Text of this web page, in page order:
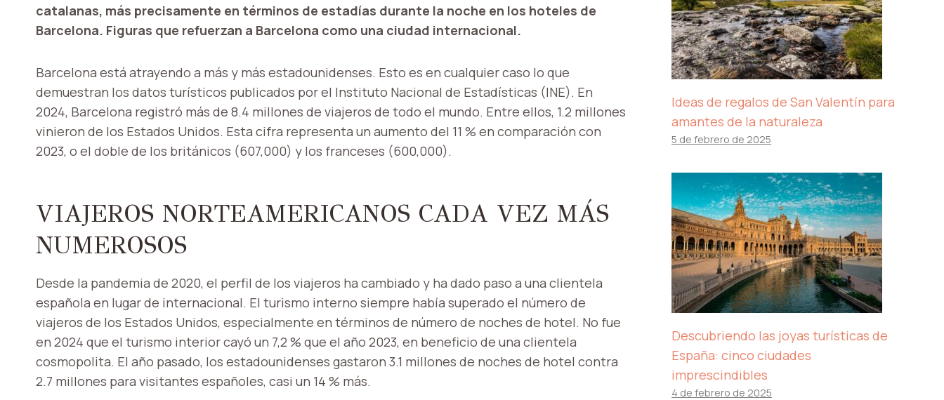
catalanas, más precisamente en términos de estadías durante la noche en los hoteles de
Barcelona. Figuras que refuerzan a Barcelona como una ciudad internacional.
Barcelona está atrayendo a más y más estadounidenses. Esto es en cualquier caso lo que
demuestran los datos turísticos publicados por el Instituto Nacional de Estadísticas (INE). En
2024, Barcelona registró más de 8.4 millones de viajeros de todo el mundo. Entre ellos, 1.2 millones
vinieron de los Estados Unidos. Esta cifra representa un aumento del 11 % en comparación con
2023, o el doble de los británicos (607,000) y los franceses (600,000).
VIAJEROS NORTEAMERICANOS CADA VEZ MÁS
NUMEROSOS
Desde la pandemia de 2020, el perfil de los viajeros ha cambiado y ha dado paso a una clientela
española en lugar de internacional. El turismo interno siempre había superado el número de
viajeros de los Estados Unidos, especialmente en términos de número de noches de hotel. No fue
en 2024 que el turismo interior cayó un 7,2 % que el año 2023, en beneficio de una clientela
cosmopolita. El año pasado, los estadounidenses gastaron 3.1 millones de noches de hotel contra
2.7 millones para visitantes españoles, casi un 14 % más.
Ideas de regalos de San Valentín para
amantes de la naturaleza
5 de febrero de 2025
Descubriendo las joyas turísticas de
España: cinco ciudades
imprescindibles
4 de febrero de 2025